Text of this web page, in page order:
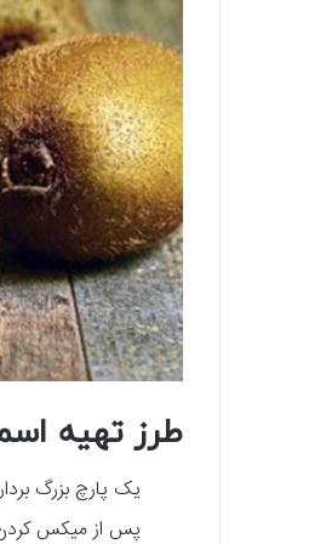
طرز تهیه
یک پارچ بزرگ
پس‌ از میکس